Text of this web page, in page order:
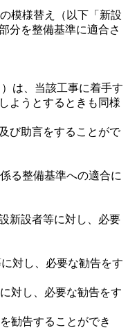
模様替え（以下「新設
分を整備基準に適合さ
は、当該工事に着手す
ようとするときも同様
び助言をすることがで
る整備基準への適合に
新設者等に対し、必要
対し、必要な勧告をす
対し、必要な勧告をす
勧告することができ